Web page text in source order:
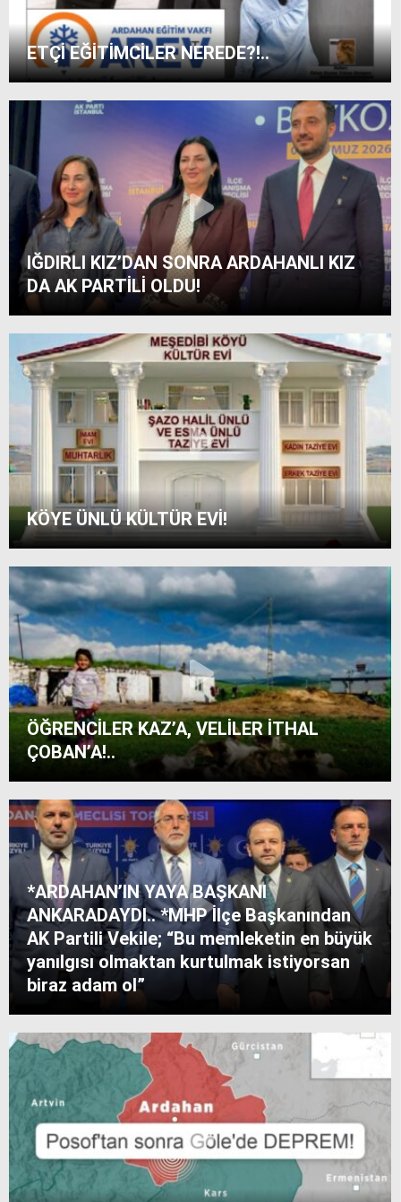
ETÇİ EĞİTİMCİLER NEREDE?!..
IĞDIRLI KIZ’DAN SONRA ARDAHANLI KIZ
DA AK PARTİLİ OLDU!
KÖYE ÜNLÜ KÜLTÜR EVİ!
ÖĞRENCİLER KAZ’A, VELİLER İTHAL
ÇOBAN’A!..
*ARDAHAN’IN YAYA BAŞKANI
ANKARADAYDI.. *MHP İlçe Başkanından
AK Partili Vekile; “Bu memleketin en büyük
yanılgısı olmaktan kurtulmak istiyorsan
biraz adam ol”